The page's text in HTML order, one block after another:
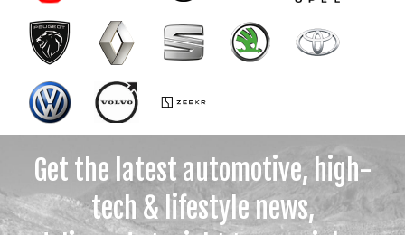
Get the latest automotive, high-
tech & lifestyle news,